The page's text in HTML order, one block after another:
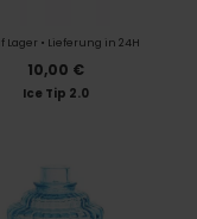
Lager • Lieferung in 24H
10,00 €
Ice Tip 2.0